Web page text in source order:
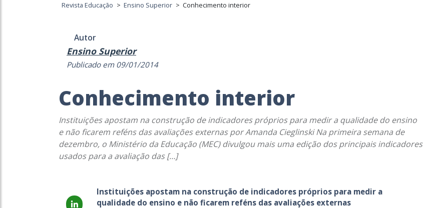
Revista Educação > Ensino Superior > Conhecimento interior
Autor
Ensino Superior
Publicado em 09/01/2014
Conhecimento interior
Instituições apostam na construção de indicadores próprios para medir a qualidade do ensino
e não ficarem reféns das avaliações externas por Amanda Cieglinski Na primeira semana de
dezembro, o Ministério da Educação (MEC) divulgou mais uma edição dos principais indicadores
usados para a avaliação das […]
Instituições apostam na construção de indicadores próprios para medir a
qualidade do ensino e não ficarem reféns das avaliações externas